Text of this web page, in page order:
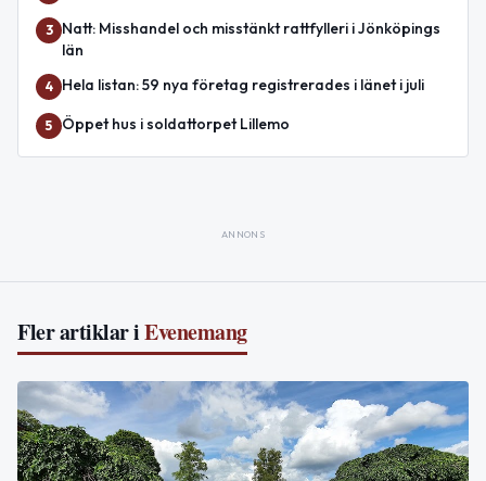
3
Natt: Misshandel och misstänkt rattfylleri i Jönköpings
län
4 Hela listan: 59 nya företag registrerades i länet i juli
5 Öppet hus i soldattorpet Lillemo
ANNONS
Fler artiklar iEvenemang